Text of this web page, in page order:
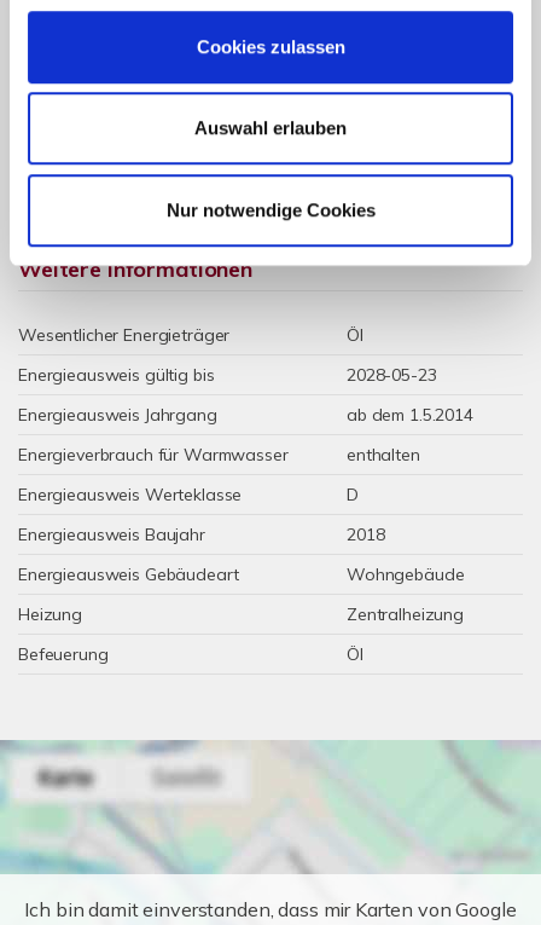
Cookies zulassen
Auswahl erlauben
Nur notwendige Cookies
109,40 kWh / (m²*a)
Energieverbrauchskennwert
Weitere Informationen
Wesentlicher Energieträger
Öl
Energieausweis gültig bis
2028-05-23
Energieausweis Jahrgang
ab dem 1.5.2014
Energieverbrauch für Warmwasser
enthalten
Energieausweis Werteklasse
D
Energieausweis Baujahr
2018
Energieausweis Gebäudeart
Wohngebäude
Heizung
Zentralheizung
Befeuerung
Öl
Ich bin damit einverstanden, dass mir Karten von Google